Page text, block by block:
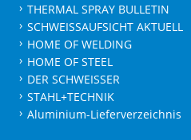
THERMAL SPRAY BULLETIN
SCHWEISSAUFSICHT AKTUELL
HOME OF WELDING
HOME OF STEEL
DER SCHWEISSER
STAHL+TECHNIK
Aluminium-Lieferverzeichnis